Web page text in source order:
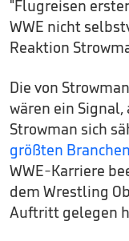
"Flugreisen
WWE nicht
Reaktion
Die von
wären ein
Strowman sich
größten
WWE-Karriere
dem Wrestling
Auftritt gelegen